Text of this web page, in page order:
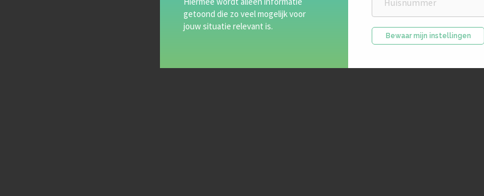
getoond die zo veel mogelijk voor
jouw situatie relevant is.
Bewaar mijn instellingen